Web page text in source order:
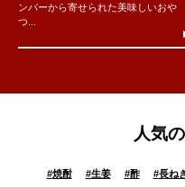
ンバーから寄せられた美味しいおや
つ...
人気
#焼酎 #生姜 #酢 #長ね